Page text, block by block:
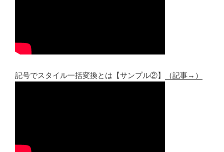
記号でスタイル一括変換とは【サンプル②】 （記事→）